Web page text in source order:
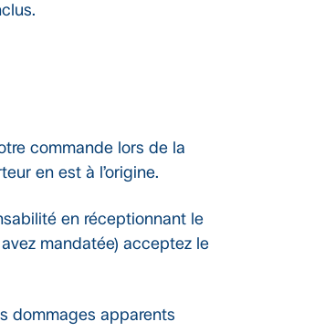
commande lors de la
en est à l’origine.
en réceptionnant le
mandatée) acceptez le
dommages apparents